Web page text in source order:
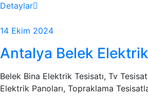
Detaylar
14 Ekim 2024
Antalya Belek
Belek Bina Elektrik Tesisatı, Tv
Elektrik Panoları, Topraklama